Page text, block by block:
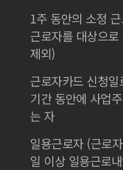
1주 동안의 소정
근로자를 대상으
제외)
근로자카드 신청
기간 동안에 사업
는 자
일용근로자 (근로
일 이상 일용근로